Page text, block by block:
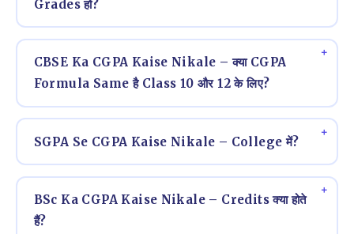
Grades हों?
CBSE Ka CGPA Kaise Nikale – क्या CGPA
Formula Same है Class 10 और 12 के लिए?
SGPA Se CGPA Kaise Nikale – College में?
BSc Ka CGPA Kaise Nikale – Credits क्या होते
हैं?